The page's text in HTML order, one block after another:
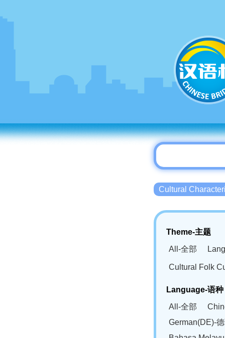
Cultural
Theme-主题
All-全部
Cultural Folk
Language-语种
All-全部
German(DE)-